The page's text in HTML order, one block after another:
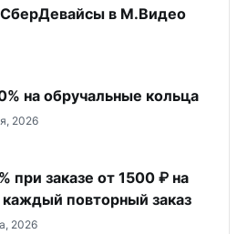
СберДевайсы в М.Видео
на обручальные кольца
2026
при заказе от 1500 ₽ на
повторный заказ
2026